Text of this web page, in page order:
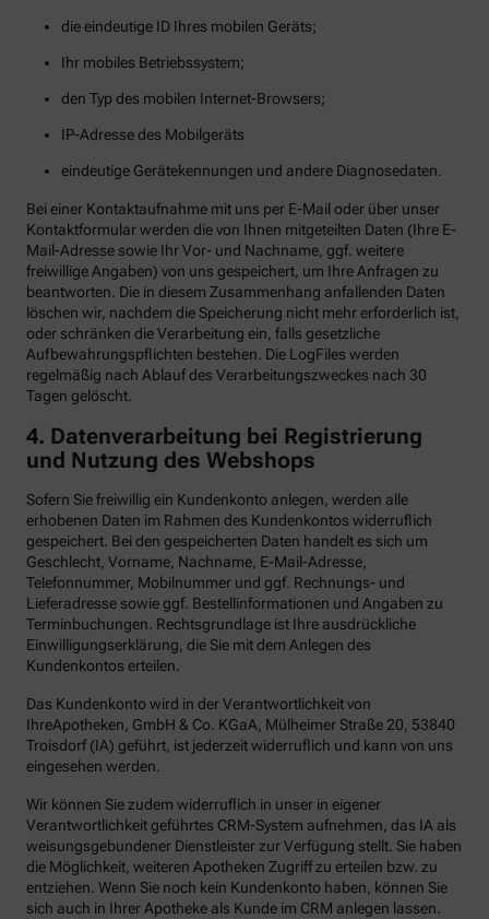
die eindeutige ID Ihres mobilen Geräts;
Ihr mobiles Betriebssystem;
den Typ des mobilen Internet-Browsers;
IP-Adresse des Mobilgeräts
eindeutige Gerätekennungen und andere Diagnosedaten.
Bei einer Kontaktaufnahme mit uns per E-Mail oder über unser
Kontaktformular werden die von Ihnen mitgeteilten Daten (Ihre E-
Mail-Adresse sowie Ihr Vor- und Nachname, ggf. weitere
freiwillige Angaben) von uns gespeichert, um Ihre Anfragen zu
beantworten. Die in diesem Zusammenhang anfallenden Daten
löschen wir, nachdem die Speicherung nicht mehr erforderlich ist,
oder schränken die Verarbeitung ein, falls gesetzliche
Aufbewahrungspflichten bestehen. Die LogFiles werden
regelmäßig nach Ablauf des Verarbeitungszweckes nach 30
Tagen gelöscht.
4. Datenverarbeitung bei Registrierung
und Nutzung des Webshops
Sofern Sie freiwillig ein Kundenkonto anlegen, werden alle
erhobenen Daten im Rahmen des Kundenkontos widerruflich
gespeichert. Bei den gespeicherten Daten handelt es sich um
Geschlecht, Vorname, Nachname, E-Mail-Adresse,
Telefonnummer, Mobilnummer und ggf. Rechnungs- und
Lieferadresse sowie ggf. Bestellinformationen und Angaben zu
Terminbuchungen. Rechtsgrundlage ist Ihre ausdrückliche
Einwilligungserklärung, die Sie mit dem Anlegen des
Kundenkontos erteilen.
Das Kundenkonto wird in der Verantwortlichkeit von
IhreApotheken, GmbH & Co. KGaA, Mülheimer Straße 20, 53840
Troisdorf (IA) geführt, ist jederzeit widerruflich und kann von uns
eingesehen werden.
Wir können Sie zudem widerruflich in unser in eigener
Verantwortlichkeit geführtes CRM-System aufnehmen, das IA als
weisungsgebundener Dienstleister zur Verfügung stellt. Sie haben
die Möglichkeit, weiteren Apotheken Zugriff zu erteilen bzw. zu
entziehen. Wenn Sie noch kein Kundenkonto haben, können Sie
sich auch in Ihrer Apotheke als Kunde im CRM anlegen lassen.